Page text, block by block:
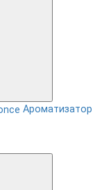
Ароматизатор